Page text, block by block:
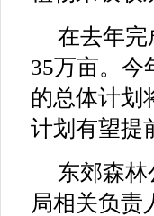
在去年完
35万亩。今
的总体计划
计划有望提
东郊森
局相关负责